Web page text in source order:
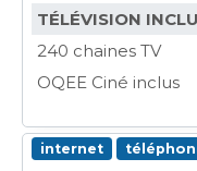
TÉLÉVISION
240 chaines TV
OQEE Ciné inclus
internet